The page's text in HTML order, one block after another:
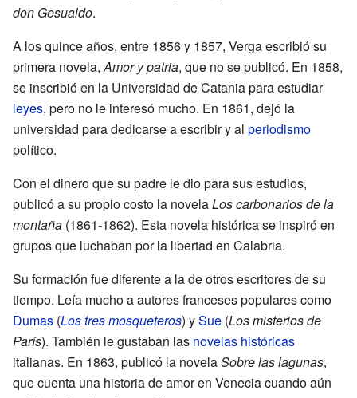
don Gesualdo.
A los quince años, entre 1856 y 1857, Verga escribió su
primera novela, Amor y patria, que no se publicó. En 1858,
se inscribió en la Universidad de Catania para estudiar
leyes, pero no le interesó mucho. En 1861, dejó la
universidad para dedicarse a escribir y al periodismo
político.
Con el dinero que su padre le dio para sus estudios,
publicó a su propio costo la novelaLos carbonarios de la
montaña (1861-1862). Esta novela histórica se inspiró en
grupos que luchaban por la libertad en Calabria.
Su formación fue diferente a la de otros escritores de su
tiempo. Leía mucho a autores franceses populares como
Dumas (Los tres mosqueteros) ySue (Los misterios de
París). También le gustaban las novelas históricas
italianas. En 1863, publicó la novelaSobre las lagunas,
que cuenta una historia de amor en Venecia cuando aún